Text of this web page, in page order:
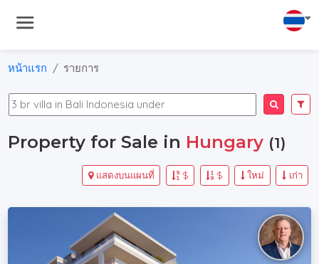
หน้าแรก รายการ
Property for Sale in Hungary (1)
เก่า
ใหม่
$
$
แสดงบนแผนที่